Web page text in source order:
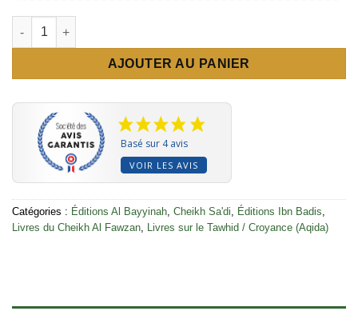
quantité de Sharh kitab at tawhid
AJOUTER AU PANIER
Basé sur 4 avis
VOIR LES AVIS
Catégories : Éditions Al Bayyinah, Cheikh Sa'di, Éditions Ibn Badis,
Livres du Cheikh Al Fawzan, Livres sur le Tawhid / Croyance (Aqida)